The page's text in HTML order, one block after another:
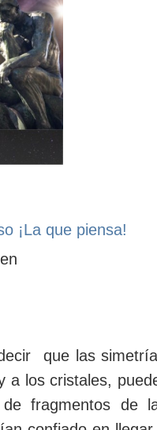
¡La que piensa!
que las
a los cristales,
fragmentos de